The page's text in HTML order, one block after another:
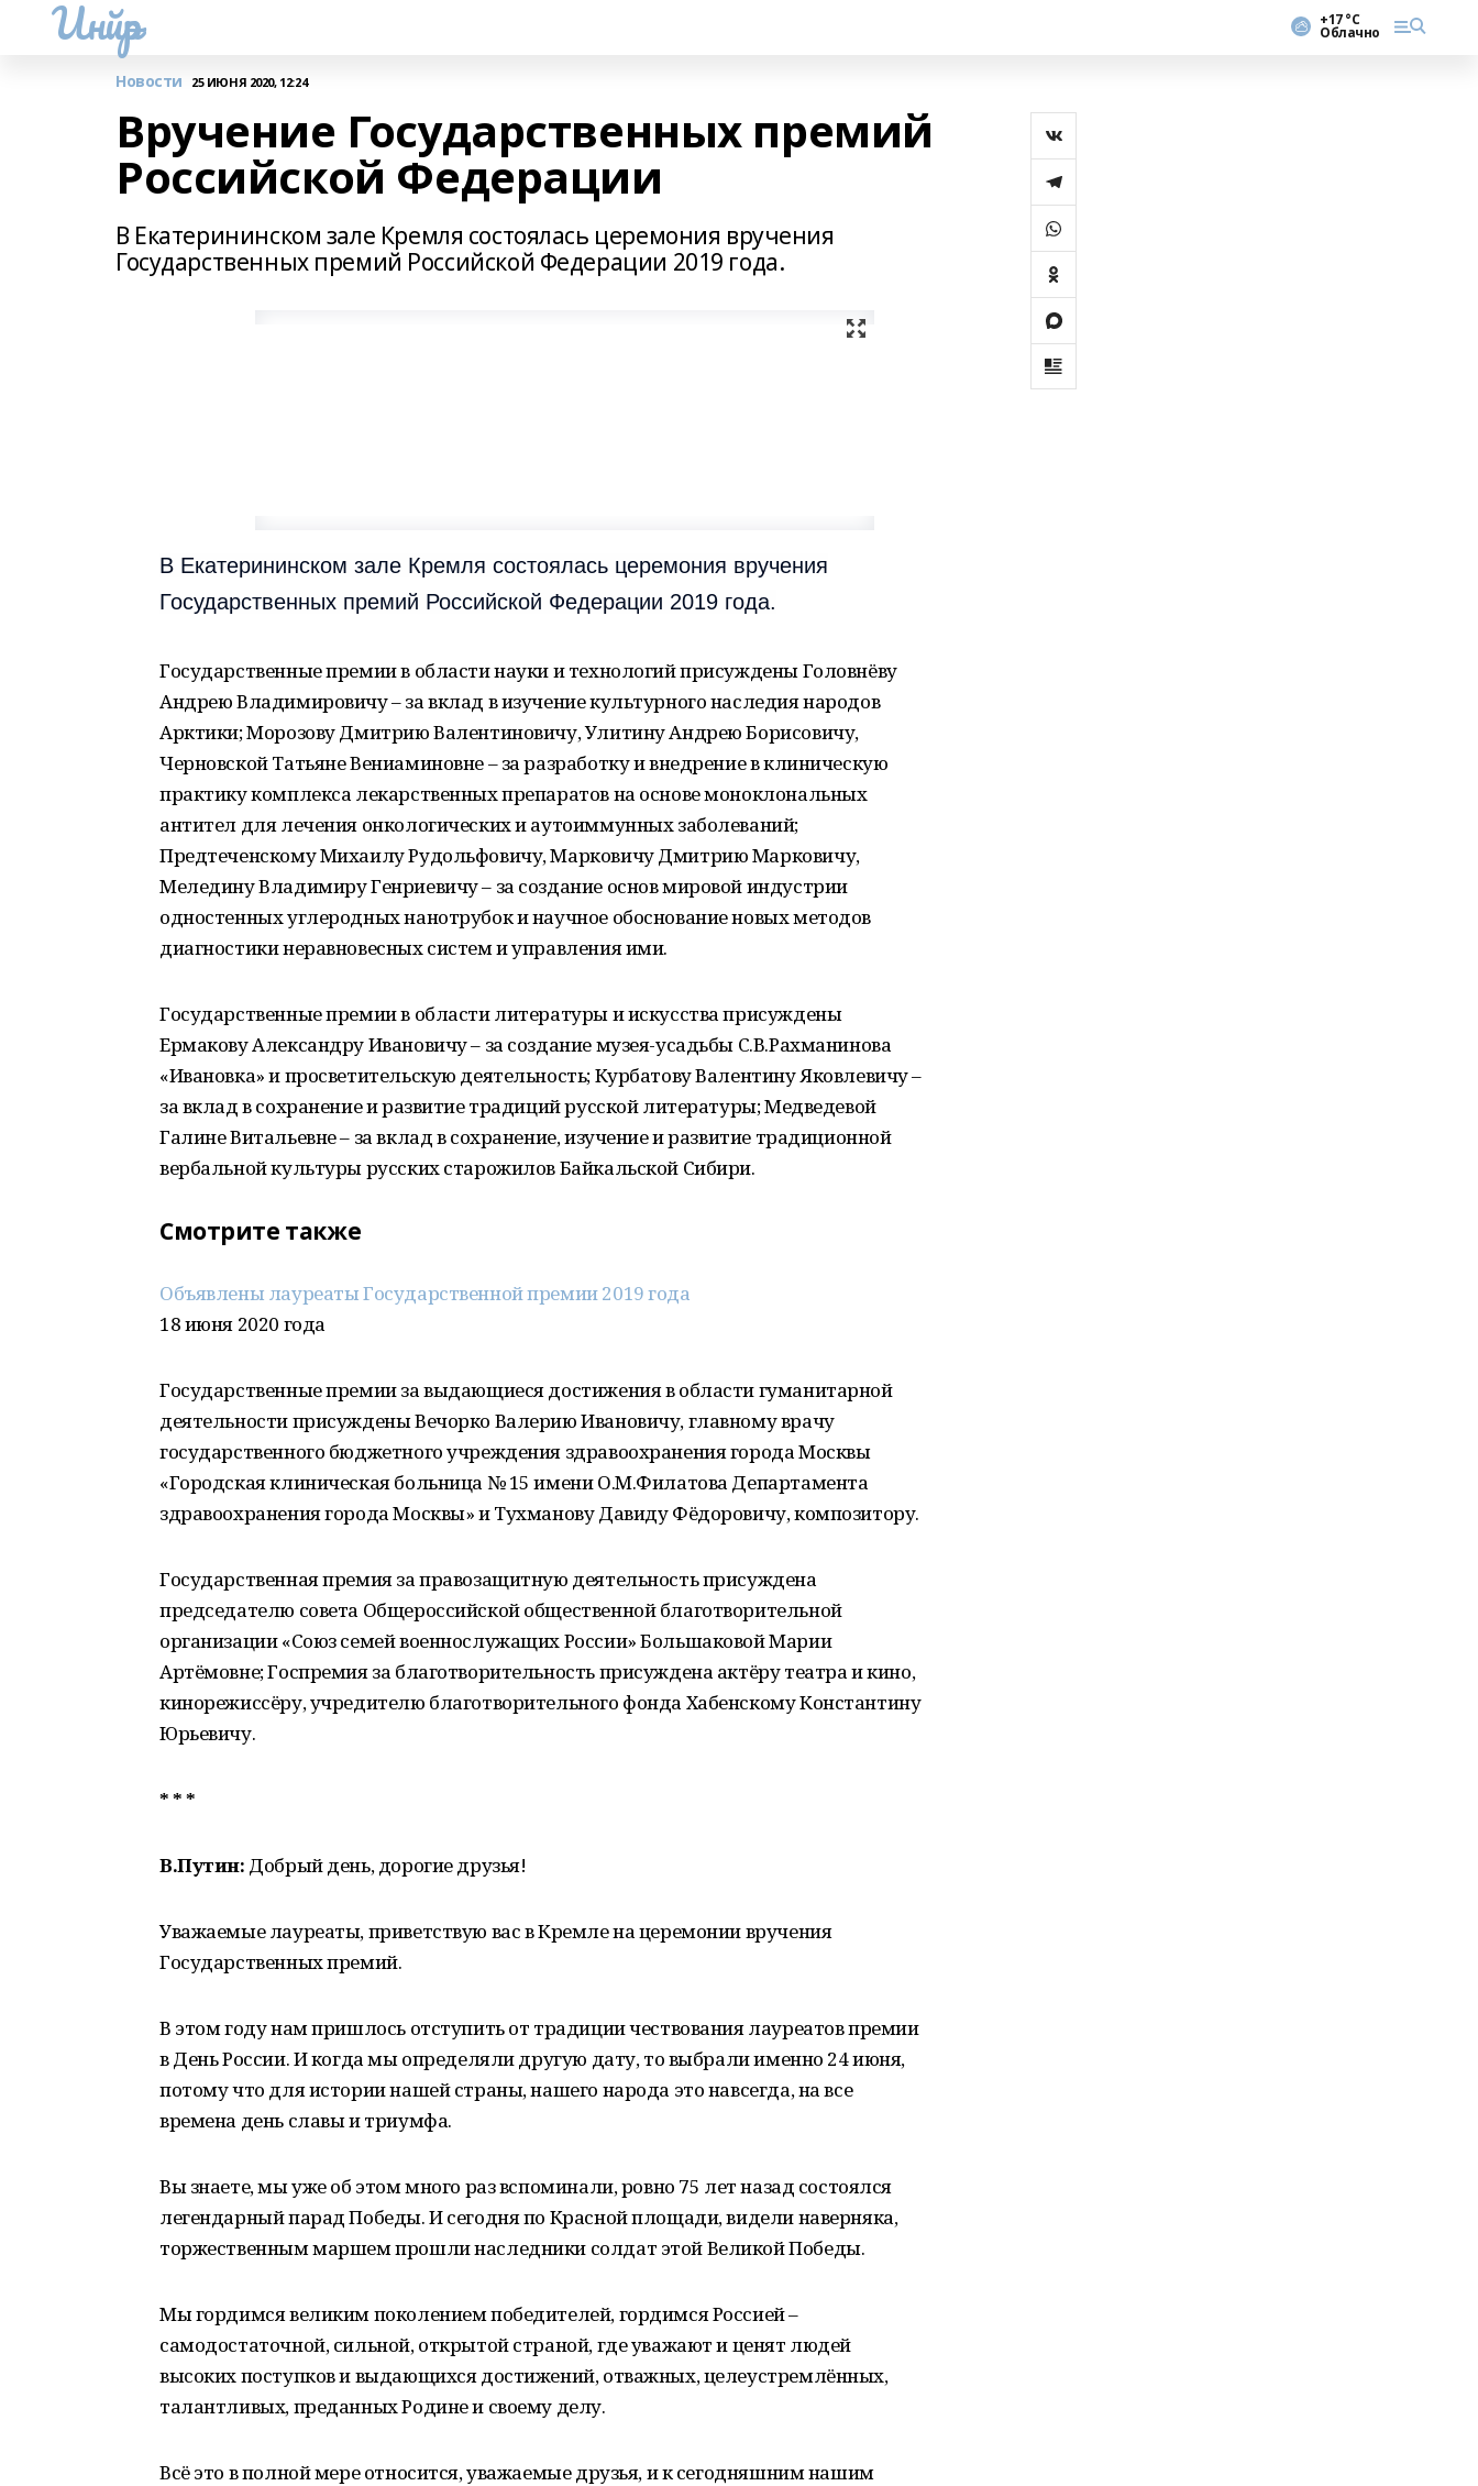
Инйәр +17 °С
Облачно
Новости 25 ИЮНЯ 2020, 12:24
Вручение Государственных премий
Российской Федерации
В Екатерининском зале Кремля состоялась церемония вручения
Государственных премий Российской Федерации 2019 года.
В Екатерининском зале Кремля состоялась церемония вручения
Государственных премий Российской Федерации 2019 года.
Государственные премии в области науки и технологий присуждены Головнёву
Андрею Владимировичу – за вклад в изучение культурного наследия народов
Арктики; Морозову Дмитрию Валентиновичу, Улитину Андрею Борисовичу,
Черновской Татьяне Вениаминовне – за разработку и внедрение в клиническую
практику комплекса лекарственных препаратов на основе моноклональных
антител для лечения онкологических и аутоиммунных заболеваний;
Предтеченскому Михаилу Рудольфовичу, Марковичу Дмитрию Марковичу,
Меледину Владимиру Генриевичу – за создание основ мировой индустрии
одностенных углеродных нанотрубок и научное обоснование новых методов
диагностики неравновесных систем и управления ими.
Государственные премии в области литературы и искусства присуждены
Ермакову Александру Ивановичу – за создание музея-усадьбы С.В.Рахманинова
«Ивановка» и просветительскую деятельность; Курбатову Валентину Яковлевичу –
за вклад в сохранение и развитие традиций русской литературы; Медведевой
Галине Витальевне – за вклад в сохранение, изучение и развитие традиционной
вербальной культуры русских старожилов Байкальской Сибири.
Смотрите также
Объявлены лауреаты Государственной премии 2019 года
18 июня 2020 года
Государственные премии за выдающиеся достижения в области гуманитарной
деятельности присуждены Вечорко Валерию Ивановичу, главному врачу
государственного бюджетного учреждения здравоохранения города Москвы
«Городская клиническая больница № 15 имени О.М.Филатова Департамента
здравоохранения города Москвы» и Тухманову Давиду Фёдоровичу, композитору.
Государственная премия за правозащитную деятельность присуждена
председателю совета Общероссийской общественной благотворительной
организации «Союз семей военнослужащих России» Большаковой Марии
Артёмовне; Госпремия за благотворительность присуждена актёру театра и кино,
кинорежиссёру, учредителю благотворительного фонда Хабенскому Константину
Юрьевичу.
* * *
В.Путин: Добрый день, дорогие друзья!
Уважаемые лауреаты, приветствую вас в Кремле на церемонии вручения
Государственных премий.
В этом году нам пришлось отступить от традиции чествования лауреатов премии
в День России. И когда мы определяли другую дату, то выбрали именно 24 июня,
потому что для истории нашей страны, нашего народа это навсегда, на все
времена день славы и триумфа.
Вы знаете, мы уже об этом много раз вспоминали, ровно 75 лет назад состоялся
легендарный парад Победы. И сегодня по Красной площади, видели наверняка,
торжественным маршем прошли наследники солдат этой Великой Победы.
Мы гордимся великим поколением победителей, гордимся Россией –
самодостаточной, сильной, открытой страной, где уважают и ценят людей
высоких поступков и выдающихся достижений, отважных, целеустремлённых,
талантливых, преданных Родине и своему делу.
Всё это в полной мере относится, уважаемые друзья, и к сегодняшним нашим